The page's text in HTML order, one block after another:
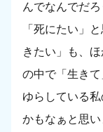
んでなんでだ
「死にたい」
きたい」も、
の中で「生き
ゆらしている
かもなぁと思い